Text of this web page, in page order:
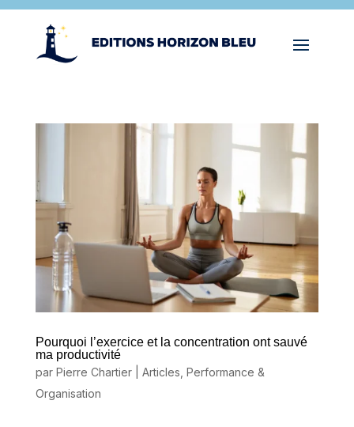
Pourquoi l’exercice et la concentration ont sauvé
ma productivité
par Pierre Chartier| Articles Performance &
Organisation